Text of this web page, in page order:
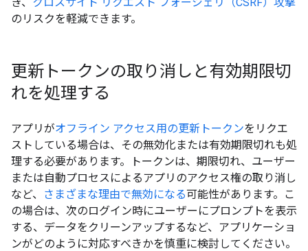
のリスクを軽減できます。
更新トークンの取り消しと有効期限切
れを処理する
アプリがオフライン アクセス用の更新トークンをリクエ
ストしている場合は、その無効化または有効期限切れも処
理する必要があります。トークンは、期限切れ、ユーザー
または自動プロセスによるアプリのアクセス権の取り消し
など、
さまざまな理由で無効になる可能性があります。こ
の場合は、次のログイン時にユーザーにプロンプトを表示
する、データをクリーンアップするなど、アプリケーショ
ンがどのように対応すべきかを慎重に検討してください。